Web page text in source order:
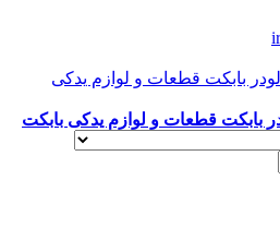
بابکت قطعات و لوازم یدکی بابکت